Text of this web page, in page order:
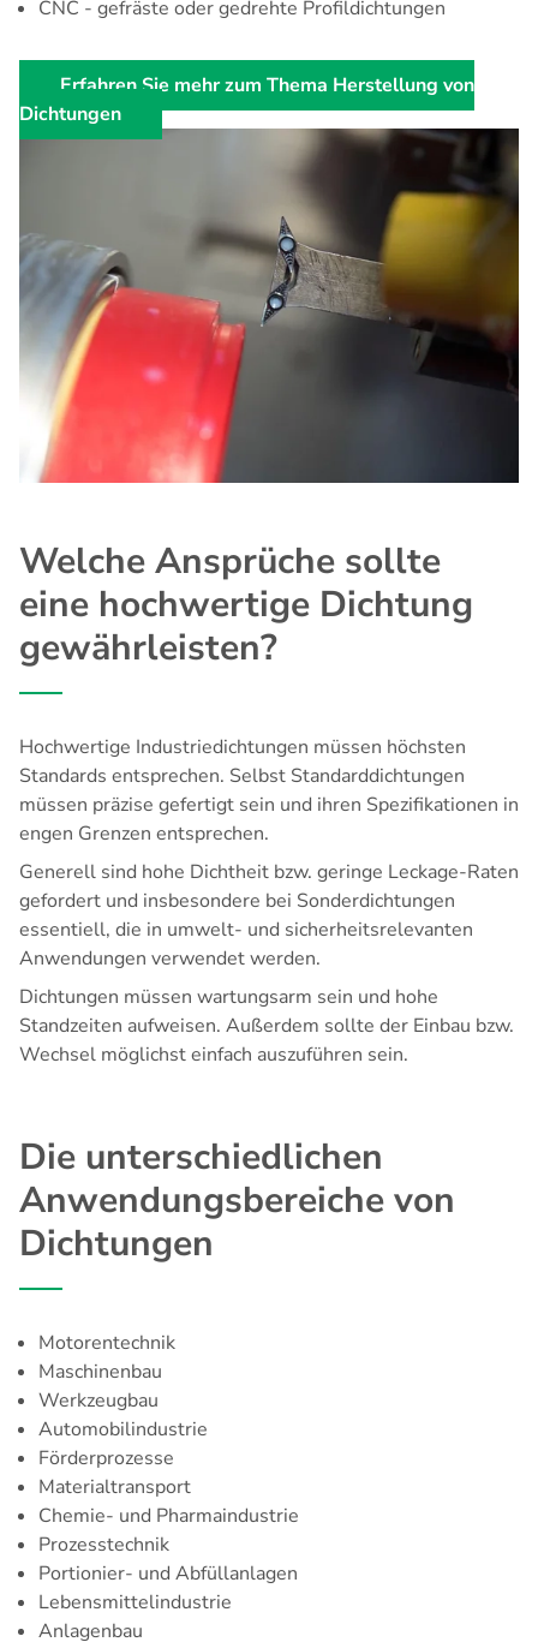
CNC - gefräste oder gedrehte Profildichtungen
Erfahren Sie mehr zum Thema Herstellung von
Dichtungen
Welche Ansprüche sollte
eine hochwertige Dichtung
gewährleisten?
Hochwertige Industriedichtungen müssen höchsten
Standards entsprechen. Selbst Standarddichtungen
müssen präzise gefertigt sein und ihren Spezifikationen in
engen Grenzen entsprechen.
Generell sind hohe Dichtheit bzw. geringe Leckage-Raten
gefordert und insbesondere bei Sonderdichtungen
essentiell, die in umwelt- und sicherheitsrelevanten
Anwendungen verwendet werden.
Dichtungen müssen wartungsarm sein und hohe
Standzeiten aufweisen. Außerdem sollte der Einbau bzw.
Wechsel möglichst einfach auszuführen sein.
Die unterschiedlichen
Anwendungsbereiche von
Dichtungen
Motorentechnik
Maschinenbau
Werkzeugbau
Automobilindustrie
Förderprozesse
Materialtransport
Chemie- und Pharmaindustrie
Prozesstechnik
Portionier- und Abfüllanlagen
Lebensmittelindustrie
Anlagenbau